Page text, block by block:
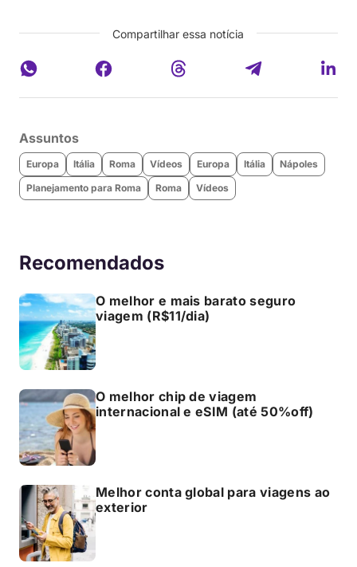
Compartilhar essa notícia
Assuntos
Europa Itália Roma Vídeos Europa Itália
Nápoles
Planejamento para Roma
Roma Vídeos
Recomendados
O melhor e mais barato seguro
viagem (R$11/dia)
O melhor chip de viagem
internacional e eSIM (até 50%off)
Melhor conta global para viagens ao
exterior